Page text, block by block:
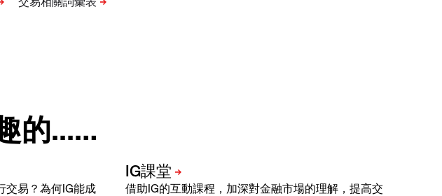
的...…
交易？為何IG能成
借助IG的互動課程，加深對金融市場的理解，提高交